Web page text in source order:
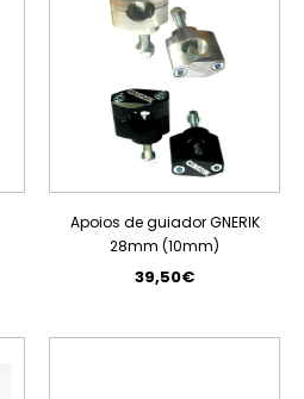
Apoios de guiador GNERIK
28mm (10mm)
39,50€